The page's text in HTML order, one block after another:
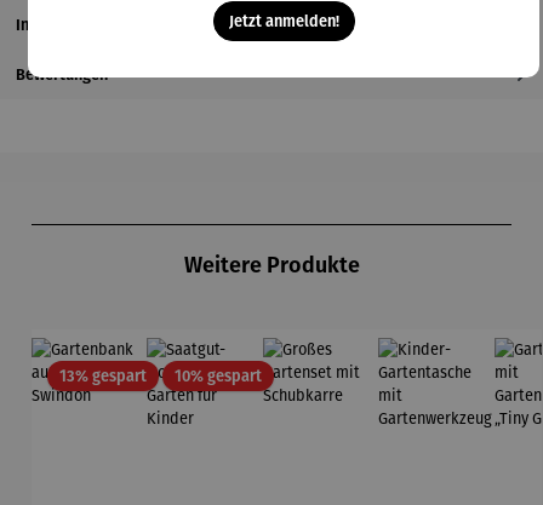
Informationen zum Hersteller
Bewertungen
Weitere Produkte
13% gespartRabatt10% gespartRabatt
Jetzt anmelden!